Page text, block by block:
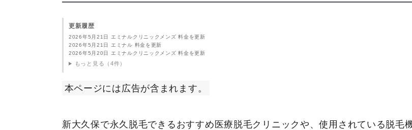
更新履歴
2026年5月21日 エミナルクリニックメンズ 料金を更新
2026年5月21日 エミナル 料金を更新
2026年5月20日 エミナルクリニックメンズ 料金を更新
もっと見る（4件）
本ページには広告が含まれます。
新大久保で永久脱毛できるおすすめ医療脱毛クリニックや、使用されている脱毛